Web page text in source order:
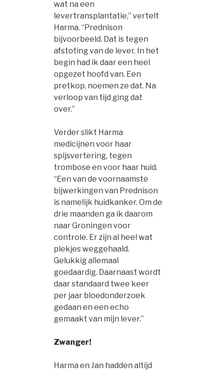
wat na een
levertransplantatie,” vertelt
Harma. “Prednison
bijvoorbeeld. Dat is tegen
afstoting van de lever. In het
begin had ik daar een heel
opgezet hoofd van. Een
pretkop, noemen ze dat. Na
verloop van tijd ging dat
over.”
Verder slikt Harma
medicijnen voor haar
spijsvertering, tegen
trombose en voor haar huid.
“Een van de voornaamste
bijwerkingen van Prednison
is namelijk huidkanker. Om de
drie maanden ga ik daarom
naar Groningen voor
controle. Er zijn al heel wat
plekjes weggehaald.
Gelukkig allemaal
goedaardig. Daarnaast wordt
daar standaard twee keer
per jaar bloedonderzoek
gedaan en een echo
gemaakt van mijn lever.”
Zwanger!
Harma en Jan hadden altijd